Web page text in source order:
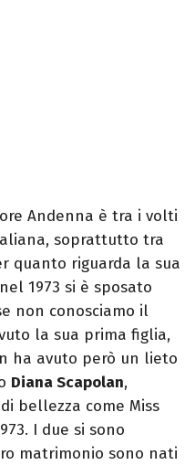
Andenna è tra i volti
soprattutto tra
quanto riguarda la sua
1973 si è sposato
non conosciamo il
la sua prima figlia,
ha avuto però un lieto
Diana Scapolan,
bellezza come Miss
I due si sono
matrimonio sono nati